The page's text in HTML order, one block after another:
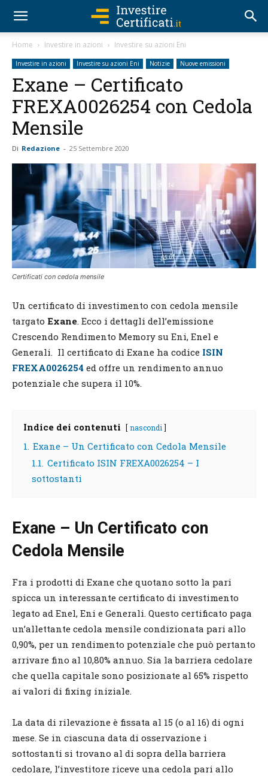
Home Investire in azioni Investire su azioni Eni
Investire in azioni Investire su azioni Eni Notizie Nuove emissioni
Exane – Certificato
FREXA0026254 con Cedola
Mensile
Di Redazione - 25 Settembre 2020
Certificati con cedola mensile
Un certificato di investimento con cedola mensile
targato Exane. Ecco i dettagli dell’emissione
Crescendo Rendimento Memory su Eni, Enel e
Generali. Il certificato di Exane ha codice ISIN
FREXA0026254 ed offre un rendimento annuo
potenziale che supera il 10%.
Indice dei contenuti nascondi
1. Exane – Un Certificato con Cedola Mensile
1.1. Certificato ISIN FREXA0026254 – I
sottostanti
Exane – Un Certificato con
Cedola Mensile
Fra i prodotti di Exane che quotano sotto la pari
spicca un interessante certificato di investimento
legato ad Enel, Eni e Generali. Questo certificato paga
un’allettante cedola mensile condizionata pari allo
0,90%, per un rendimento potenziale che può pertanto
arrivare fino al 10,80% annuo. Sia la barriera cedolare
che quella capitale sono posizionate al 65% rispetto
ai valori di fixing iniziale.
La data di rilevazione è fissata al 15 (o al 16) di ogni
mese. Se in ciascuna data di osservazione i
sottostanti si trovano al di sopra della barriera
cedolare, l’investitore riceve una cedola pari allo